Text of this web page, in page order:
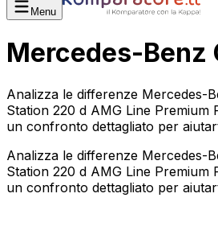
Menu
Mercedes-Benz
Analizza le differenze Mercedes-
Station 220 d AMG Line
un confronto dettagliato per
Analizza le differenze Mercedes-
Station 220 d AMG Line
un confronto dettagliato per